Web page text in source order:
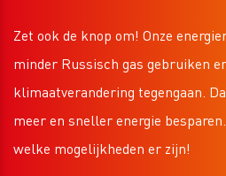
Zet ook de knop om! Onze
minder Russisch gas gebruiken
klimaatverandering tegengaan.
meer en sneller energie
welke mogelijkheden er zijn!